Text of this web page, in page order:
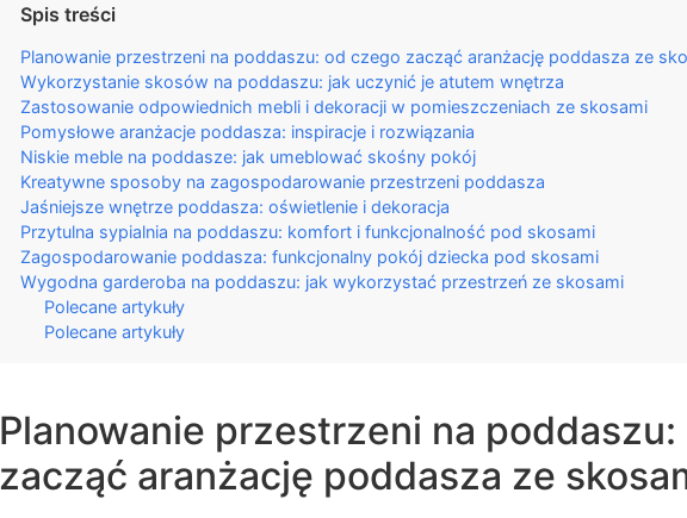
Spis treści
Planowanie przestrzeni na poddaszu: od czego zacząć aranżację poddasza ze
Wykorzystanie skosów na poddaszu: jak uczynić je atutem wnętrza
Zastosowanie odpowiednich mebli i dekoracji w pomieszczeniach ze skosami
Pomysłowe aranżacje poddasza: inspiracje i rozwiązania
Niskie meble na poddasze: jak umeblować skośny pokój
Kreatywne sposoby na zagospodarowanie przestrzeni poddasza
Jaśniejsze wnętrze poddasza: oświetlenie i dekoracja
Przytulna sypialnia na poddaszu: komfort i funkcjonalność pod skosami
Zagospodarowanie poddasza: funkcjonalny pokój dziecka pod skosami
Wygodna garderoba na poddaszu: jak wykorzystać przestrzeń ze skosami
Polecane artykuły
Polecane artykuły
Planowanie przestrzeni na
zacząć aranżację poddasza ze